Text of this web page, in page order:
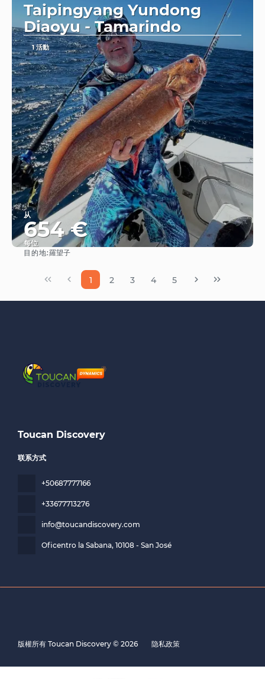
Taipingyang Yundong
Diaoyu - Tamarindo
1 活動
从
654 €
每位
目的地:羅望子
1 2 3 4 5
Toucan Discovery
联系方式
+50687777166
+33677713276
info@toucandiscovery.com
Oficentro la Sabana, 10108 - San José
版權所有 Toucan Discovery © 2026 隐私政策